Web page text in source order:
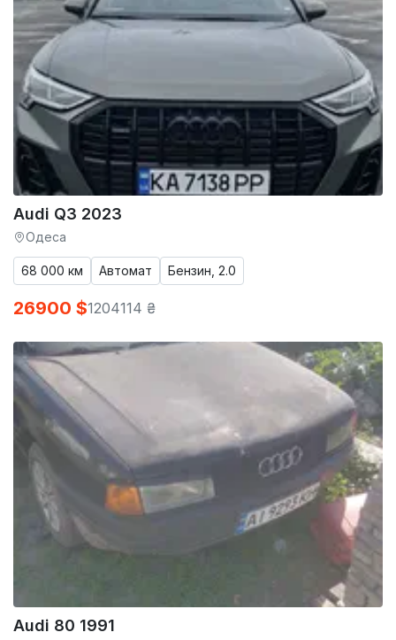
Audi Q3 2023
Одеса
68 000 км Автомат Бензин, 2.0
26900 $1204114 ₴
Audi 80 1991